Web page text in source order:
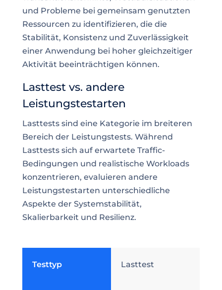
und Probleme bei gemeinsam genutzten
Ressourcen zu identifizieren, die die
Stabilität, Konsistenz und Zuverlässigkeit
einer Anwendung bei hoher gleichzeitiger
Aktivität beeinträchtigen können.
Lasttest vs. andere
Leistungstestarten
Lasttests sind eine Kategorie im breiteren
Bereich der Leistungstests. Während
Lasttests sich auf erwartete Traffic-
Bedingungen und realistische Workloads
konzentrieren, evaluieren andere
Leistungstestarten unterschiedliche
Aspekte der Systemstabilität,
Skalierbarkeit und Resilienz.
Testtyp Lasttest